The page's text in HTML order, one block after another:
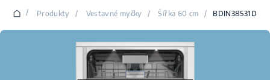
/ Produkty / Vestavné myčky / Šířka 60 cm / BDIN38531D